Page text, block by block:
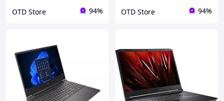
OTD Store 94% OTD Store 94%